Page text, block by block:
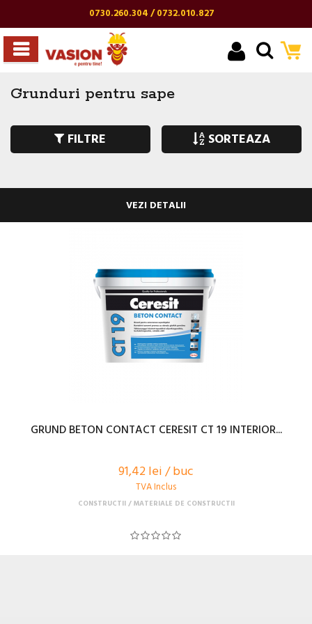
0730.260.304 / 0732.010.827
Grunduri pentru sape
FILTRE SORTEAZA
VEZI DETALII
GRUND BETON CONTACT CERESIT CT 19 INTERIOR...
91,42 lei / buc
TVA Inclus
CONSTRUCTII MATERIALE DE CONSTRUCTII